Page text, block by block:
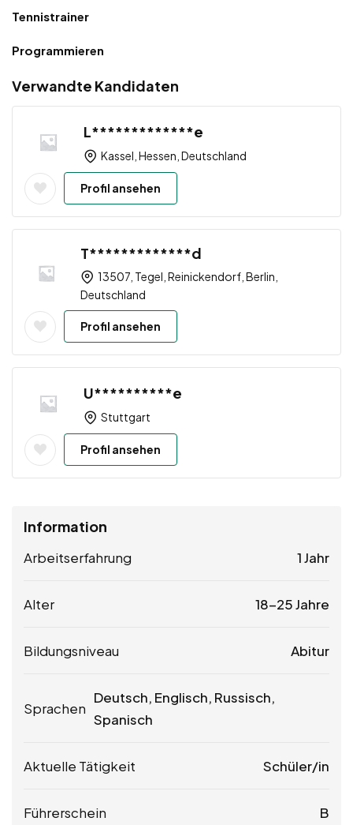
Tennistrainer
Programmieren
Verwandte Kandidaten
L*************e
Kassel, Hessen, Deutschland
Profil ansehen
T*************d
13507, Tegel, Reinickendorf, Berlin,
Deutschland
Profil ansehen
U**********e
Stuttgart
Profil ansehen
Information
Arbeitserfahrung 1 Jahr
Alter 18-25 Jahre
Bildungsniveau Abitur
Sprachen
Deutsch, Englisch, Russisch,
Spanisch
Aktuelle Tätigkeit Schüler/in
Führerschein B